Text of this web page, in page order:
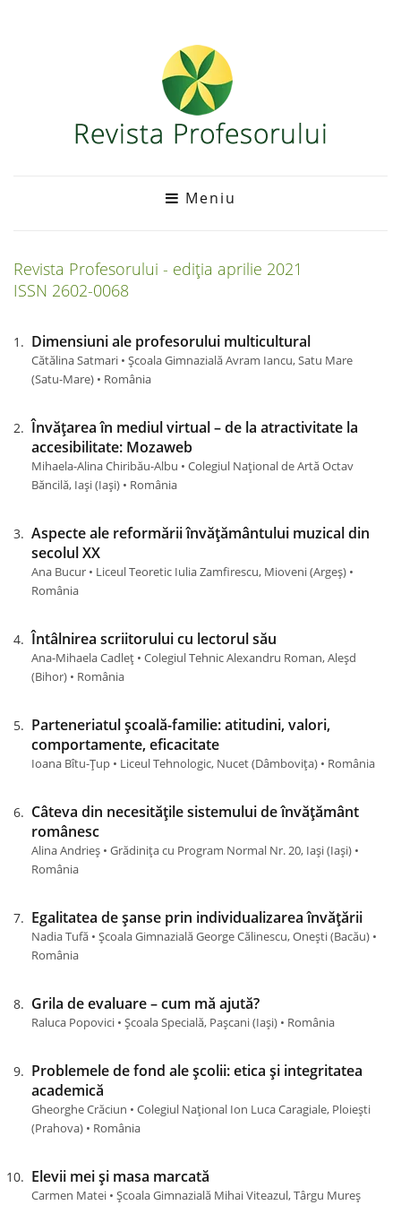
Meniu
Revista Profesorului - ediția aprilie 2021
ISSN 2602-0068
Dimensiuni ale profesorului multicultural
Cătălina Satmari • Școala Gimnazială Avram Iancu, Satu Mare
(Satu-Mare) • România
Învățarea în mediul virtual – de la atractivitate la
accesibilitate: Mozaweb
Mihaela-Alina Chiribău-Albu • Colegiul Național de Artă Octav
Băncilă, Iași (Iaşi) • România
Aspecte ale reformării învățământului muzical din
secolul XX
Ana Bucur • Liceul Teoretic Iulia Zamfirescu, Mioveni (Argeş) •
România
Întâlnirea scriitorului cu lectorul său
Ana-Mihaela Cadleț • Colegiul Tehnic Alexandru Roman, Aleșd
(Bihor) • România
Parteneriatul școală-familie: atitudini, valori,
comportamente, eficacitate
Ioana Bîtu-Țup • Liceul Tehnologic, Nucet (Dâmboviţa) • România
Câteva din necesitățile sistemului de învățământ
românesc
Alina Andrieș • Grădinița cu Program Normal Nr. 20, Iași (Iaşi) •
România
Egalitatea de șanse prin individualizarea învățării
Nadia Tufă • Școala Gimnazială George Călinescu, Onești (Bacău) •
România
Grila de evaluare – cum mă ajută?
Raluca Popovici • Școala Specială, Pașcani (Iaşi) • România
Problemele de fond ale școlii: etica și integritatea
academică
Gheorghe Crăciun • Colegiul Național Ion Luca Caragiale, Ploiești
(Prahova) • România
Elevii mei și masa marcată
Carmen Matei • Școala Gimnazială Mihai Viteazul, Târgu Mureș